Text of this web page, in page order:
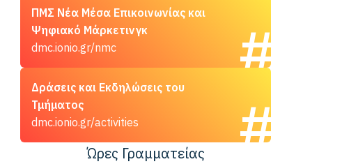
ΠΜΣ Νέα Μέσα Επικοινωνίας και
Ψηφιακό Μάρκετινγκ
dmc.ionio.gr/nmc
Δράσεις και Εκδηλώσεις του
Τμήματος
dmc.ionio.gr/activities
Ώρες Γραμματείας